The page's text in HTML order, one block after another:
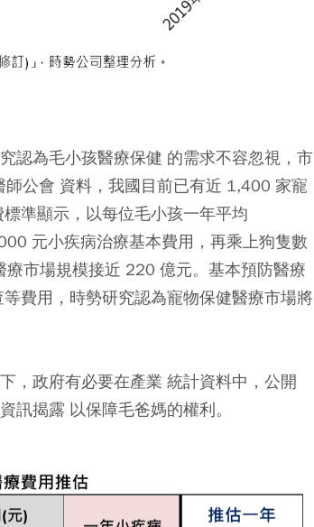
認為毛小孩醫療保健 的需求不容忽視，市
公會 資料，我國目前已有近 1,400 家寵
準顯示，以每位毛小孩一年平均
元小疾病治療基本費用，再乘上狗隻數
市場規模接近 220 億元。基本預防醫療
費用，時勢研究認為寵物保健醫療市場將
，政府有必要在產業 統計資料中，公開
訊揭露 以保障毛爸媽的權利。